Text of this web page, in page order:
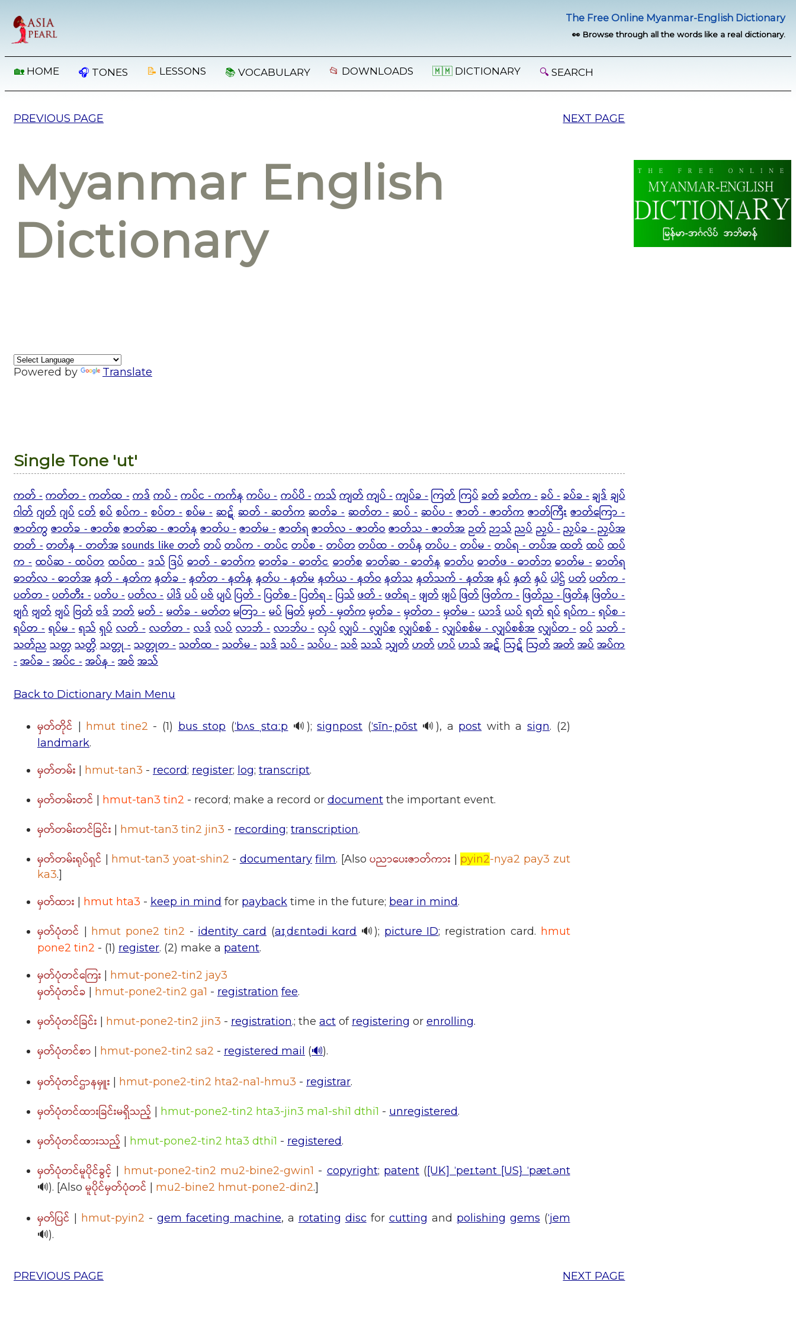
The Free Online Myanmar-English Dictionary
👀 Browse through all the words like a real dictionary.
🏡 HOME 🎧 TONES 📝 LESSONS 📚 VOCABULARY 📂 DOWNLOADS 🇲🇲 DICTIONARY 🔍 SEARCH
PREVIOUS PAGE NEXT PAGE
Myanmar English
Dictionary
Powered by Translate
Single Tone 'ut'
ကတ် -ကတ်တ -ကတ်ထ -ကဒ်ကပ် -ကပ်င - ကက်နကပ်ပ -ကပ်ပိ -ကသ်ကျတ်ကျပ် -ကျပ်ခ -ကြတ်ကြပ်ခတ်ခတ်က -ခပ် -ခပ်ခ -ချဒ်ချပ်
ဂါတ် ဂျတ် ဂျပ် ငတ် စပ် စပ်က - စပ်တ - စပ်မ - ဆဋ် ဆတ် - ဆတ်က ဆတ်ခ - ဆတ်တ - ဆပ် - ဆပ်ပ - ဇာတ် - ဇာတ်က ဇာတ်ကြီး ဇာတ်ကြော -
ဇာတ်ကွ ဇာတ်ခ - ဇာတ်စဇာတ်ဆ - ဇာတ်နဇာတ်ပ -ဇာတ်မ -ဇာတ်ရ ဇာတ်လ - ဇာတ်ဝဇာတ်သ - ဇာတ်အဉတ်ဉာသ်ညပ် ညှပ် -ညှပ်ခ - ညှပ်အ
တတ် - တတ်န - တတ်အ sounds like တတ် တပ် တပ်က - တပ်င တပ်စ - တပ်တ တပ်ထ - တပ်န တပ်ပ - တပ်မ - တပ်ရ - တပ်အ ထတ် ထပ် ထပ်
က - ထပ်ဆ - ထပ်တ ထပ်ထ - ဒသ် ဒြပ် ဓာတ် - ဓာတ်က ဓာတ်ခ - ဓာတ်င ဓာတ်စ ဓာတ်ဆ - ဓာတ်န ဓာတ်ပ ဓာတ်ဖ - ဓာတ်ဘ ဓာတ်မ - ဓာတ်ရ
ဓာတ်လ - ဓာတ်အ နတ် - နတ်ကနတ်ခ -နတ်တ - နတ်နနတ်ပ - နတ်မနတ်ယ - နတ်ဝနတ်သနတ်သက် - နတ်အနပ် နှတ်နှပ်ပါဌ်ပတ်ပတ်က -
ပတ်တ -ပတ်တီး -ပတ်ပ -ပတ်လ -ပါဒ်ပပ်ပဗ်ပျပ်ပြတ် -ပြတ်စ -ပြတ်ရ -ပြသ်ဖတ် -ဖတ်ရ -ဖျတ်ဖျပ်ဖြတ်ဖြတ်က -ဖြတ်ည - ဖြတ်နဖြတ်ပ -
ဗျဂ် ဗျတ် ဗျပ် ဗြတ် ဗဒ် ဘတ် မတ် - မတ်ခ - မတ်တ မတြာ - မပ် မြတ် မှတ် - မှတ်က မှတ်ခ - မှတ်တ - မှတ်မ - ယာဒ် ယပ် ရတ် ရပ် ရပ်က - ရပ်စ -
ရပ်တ - ရပ်မ - ရသ် ရှပ် လတ် - လတ်တ - လဒ် လပ် လာဘ် - လာဘ်ပ - လှပ် လျှပ် - လျှပ်စ လျှပ်စစ် - လျှပ်စစ်မ - လျှပ်စစ်အ လျှပ်တ - ဝပ် သတ် -
သတ်ညသတ္တသတ္တိသတ္တု -သတ္တုတ -သတ်ထ -သတ်မ -သဒ်သပ် -သပ်ပ -သဗ်သသ်သျှတ်ဟတ်ဟပ်ဟသ်အဋ်ဩဋ်ဩတ်အတ်အပ်အပ်က
-အပ်ခ -အပ်င -အပ်န -အဗ်အသ်
Back to Dictionary Main Menu
မှတ်တိုင် | hmut tine2 - (1) bus stop (ˈbʌs ˌstɑːp 🔊);signpost (ˈsīn-ˌpōst🔊), a post with asign. (2)
landmark.
မှတ်တမ်း | hmut-tan3 - record; register; log; transcript.
မှတ်တမ်းတင် | hmut-tan3 tin2 - record; make a record or document the important event.
မှတ်တမ်းတင်ခြင်း | hmut-tan3 tin2 jin3 - recording; transcription.
မှတ်တမ်းရုပ်ရှင် | hmut-tan3 yoat-shin2 - documentary film. [Alsoပညာပေးဇာတ်ကား | pyin2-nya2 pay3 zut
ka3.]
မှတ်ထား | hmut hta3 - keep in mind for payback time in the future; bear in mind.
မှတ်ပုံတင် | hmut pone2 tin2 - identity card (aɪˌdɛntədi kɑrd 🔊); picture ID; registration card. hmut
pone2 tin2 - (1) register. (2) make a patent.
မှတ်ပုံတင်ကြေး | hmut-pone2-tin2 jay3
မှတ်ပုံတင်ခ | hmut-pone2-tin2 ga1 - registration fee.
မှတ်ပုံတင်ခြင်း | hmut-pone2-tin2 jin3 - registration.; the act of registering or enrolling.
မှတ်ပုံတင်စာ | hmut-pone2-tin2 sa2 - registered mail (🔊).
မှတ်ပုံတင်ဌာနမှူး | hmut-pone2-tin2 hta2-na1-hmu3 - registrar.
မှတ်ပုံတင်ထားခြင်းမရှိသည့် | hmut-pone2-tin2 hta3-jin3 ma1-shi1 dthi1 - unregistered.
မှတ်ပုံတင်ထားသည့် | hmut-pone2-tin2 hta3 dthi1 - registered.
မှတ်ပုံတင်မူပိုင်ခွင့် | hmut-pone2-tin2 mu2-bine2-gwin1 - copyright; patent ([UK] ˈpeɪ.tənt [US} ˈpæt.ənt
🔊). [Also မူပိုင်မှတ်ပုံတင် | mu2-bine2 hmut-pone2-din2.]
မှတ်ပြင် | hmut-pyin2 - gem faceting machine, a rotating discfor cutting and polishing gems (ˈjem
🔊).
PREVIOUS PAGE NEXT PAGE